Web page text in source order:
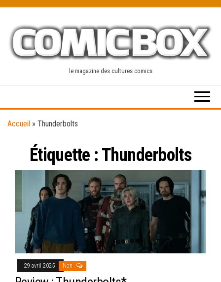
content
le magazine des cultures comics
Accueil » Thunderbolts
Étiquette : Thunderbolts
29 avril 2025 Non